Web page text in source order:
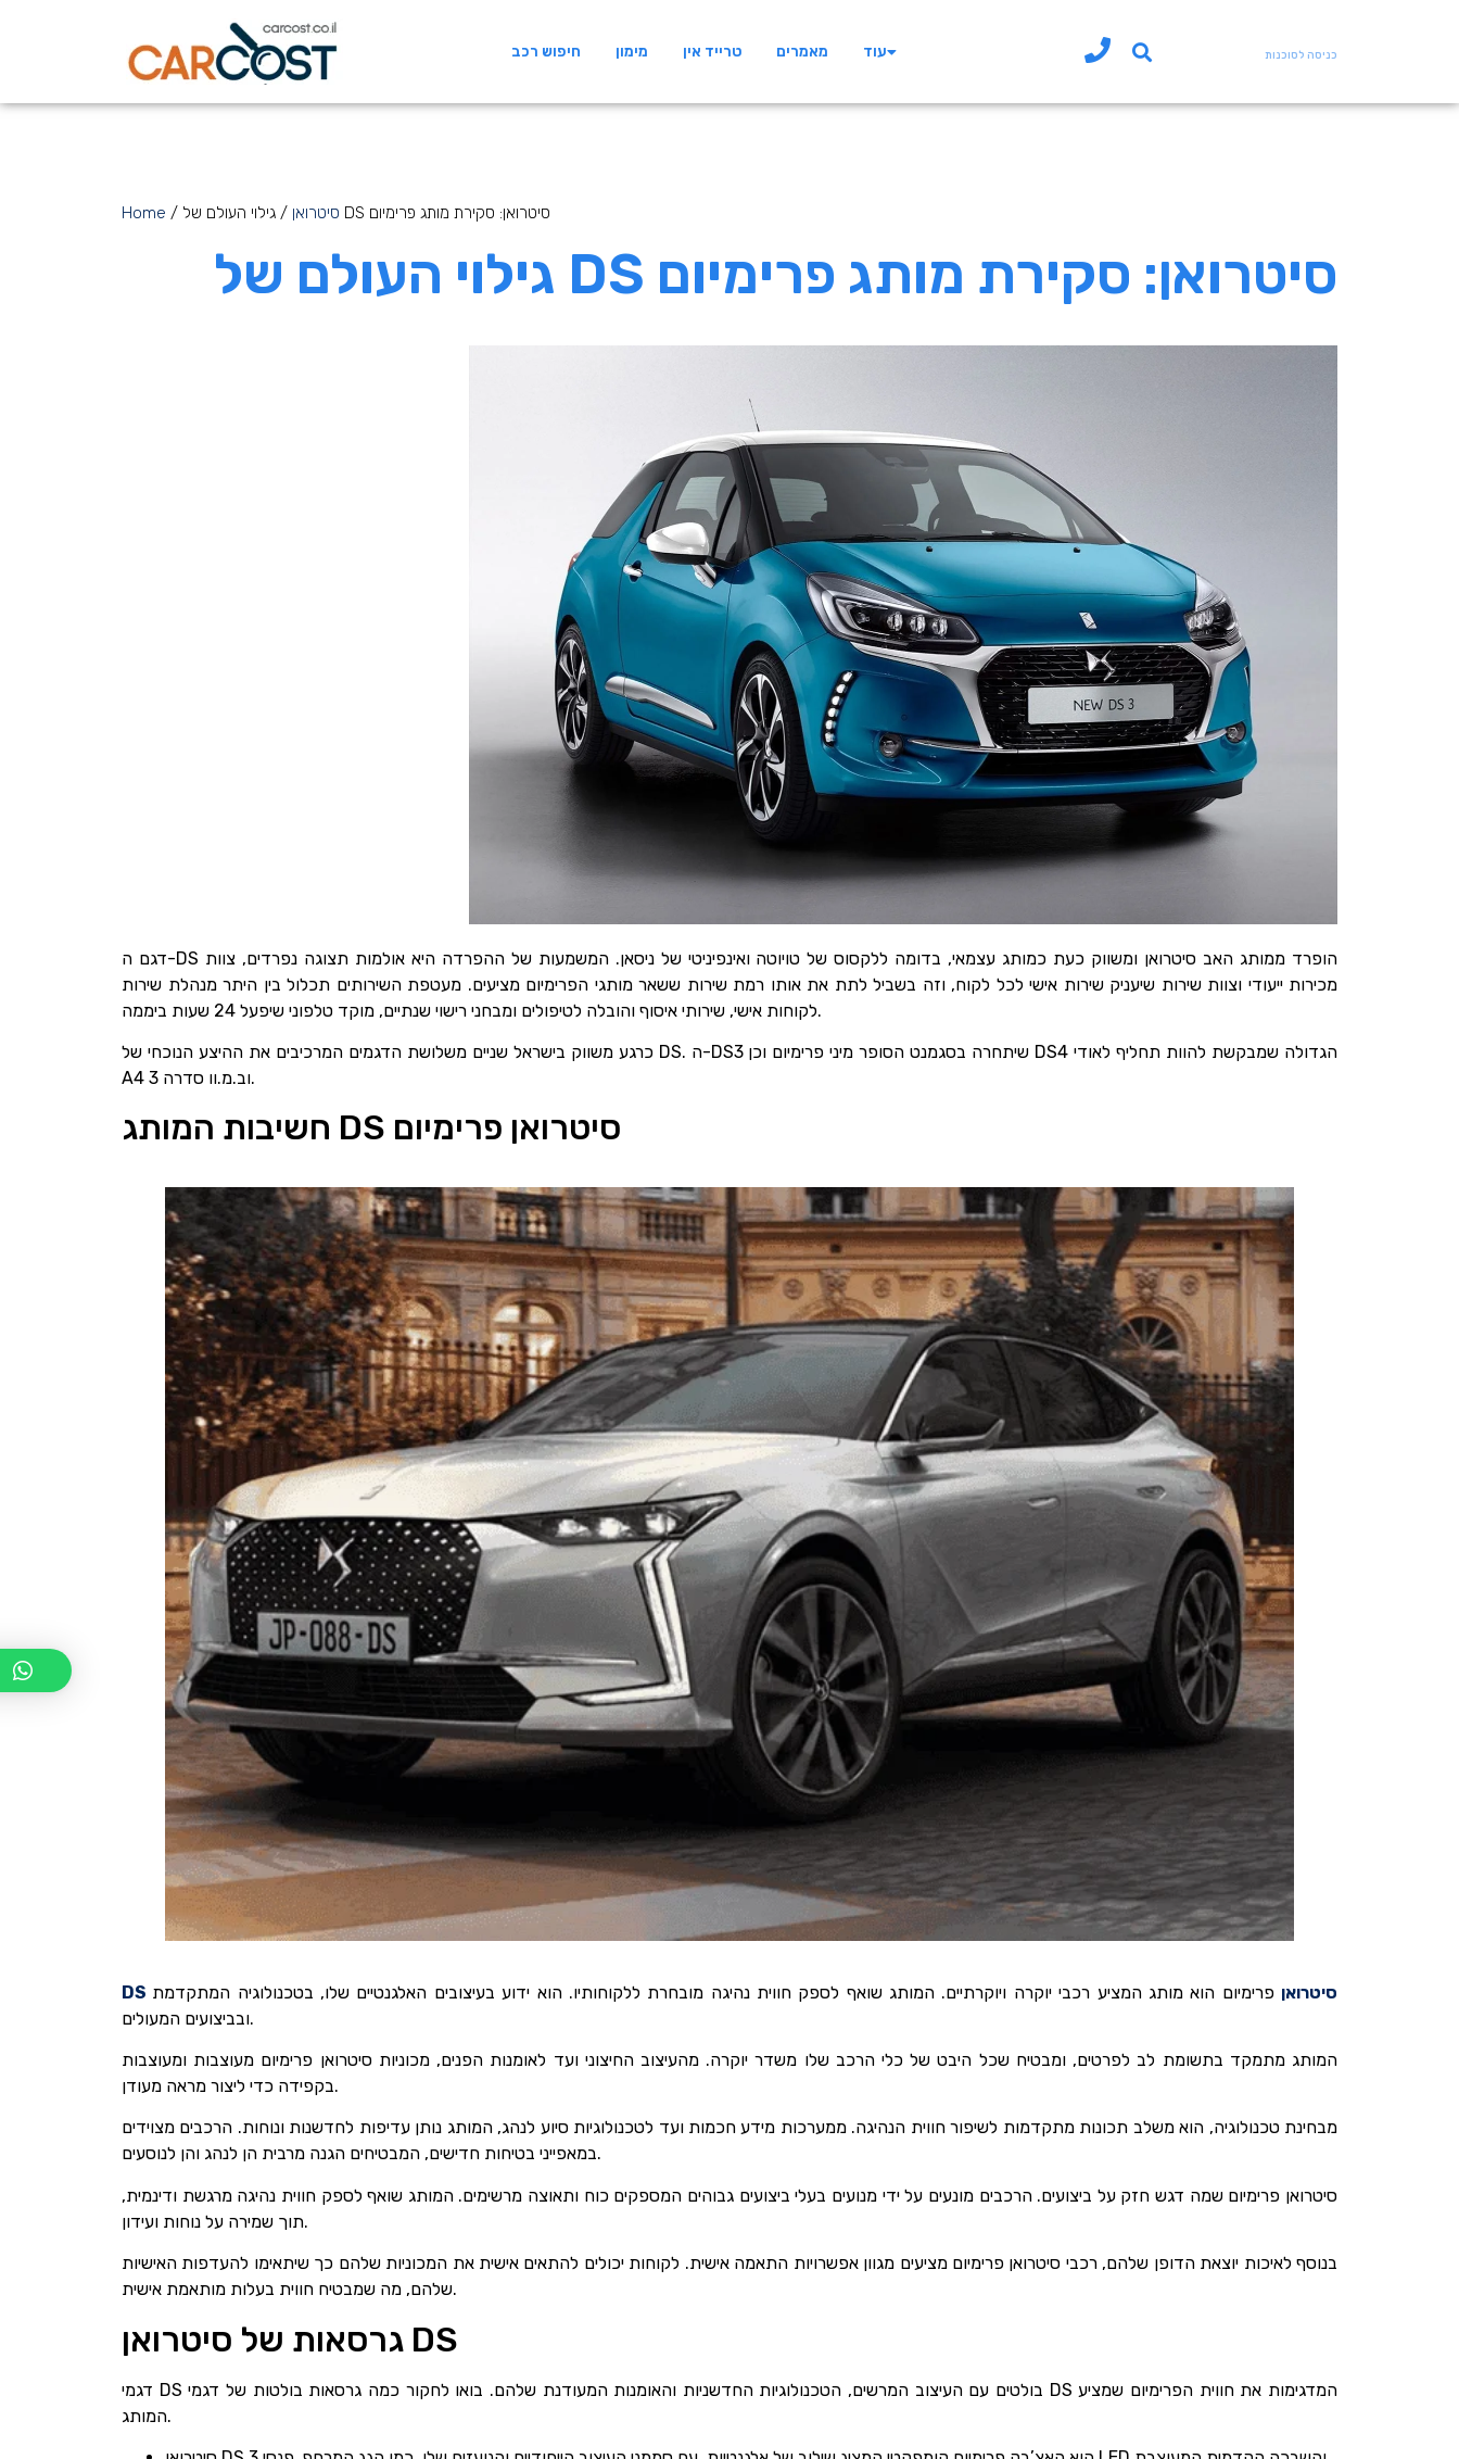
חיפוש רכב מימון טרייד אין מאמרים עוד כניסה לסוכנות
Home / סיטרואן / גילוי העולם של DS סיטרואן: סקירת מותג פרימיום
גילוי העולם של DS סיטרואן: סקירת מותג פרימיום
דגם ה-DS הופרד ממותג האב סיטרואן ומשווק כעת כמותג עצמאי, בדומה ללקסוס של טויוטה ואינפיניטי של ניסאן. המשמעות של ההפרדה היא אולמות תצוגה נפרדים, צוות
מכירות ייעודי וצוות שירות שיעניק שירות אישי לכל לקוח, וזה בשביל לתת את אותו רמת שירות ששאר מותגי הפרימיום מציעים. מעטפת השירותים תכלול בין היתר מנהלת שירות
לקוחות אישי, שירותי איסוף והובלה לטיפולים ומבחני רישוי שנתיים, מוקד טלפוני שיפעל 24 שעות ביממה.
כרגע משווק בישראל שניים משלושת הדגמים המרכיבים את ההיצע הנוכחי של DS. ה-DS3 שיתחרה בסגמנט הסופר מיני פרימיום וכן DS4 הגדולה שמבקשת להוות תחליף לאודי
A4 וב.מ.וו סדרה 3.
חשיבות המותג DS סיטרואן פרימיום
DS סיטרואן פרימיום הוא מותג המציע רכבי יוקרה ויוקרתיים. המותג שואף לספק חווית נהיגה מובחרת ללקוחותיו. הוא ידוע בעיצובים האלגנטיים שלו, בטכנולוגיה המתקדמת
ובביצועים המעולים.
המותג מתמקד בתשומת לב לפרטים, ומבטיח שכל היבט של כלי הרכב שלו משדר יוקרה. מהעיצוב החיצוני ועד לאומנות הפנים, מכוניות סיטרואן פרימיום מעוצבות ומעוצבות
בקפידה כדי ליצור מראה מעודן.
מבחינת טכנולוגיה, הוא משלב תכונות מתקדמות לשיפור חווית הנהיגה. ממערכות מידע חכמות ועד לטכנולוגיות סיוע לנהג, המותג נותן עדיפות לחדשנות ונוחות. הרכבים מצוידים
במאפייני בטיחות חדישים, המבטיחים הגנה מרבית הן לנהג והן לנוסעים.
סיטרואן פרימיום שמה דגש חזק על ביצועים. הרכבים מונעים על ידי מנועים בעלי ביצועים גבוהים המספקים כוח ותאוצה מרשימים. המותג שואף לספק חווית נהיגה מרגשת ודינמית,
תוך שמירה על נוחות ועידון.
בנוסף לאיכות יוצאת הדופן שלהם, רכבי סיטרואן פרימיום מציעים מגוון אפשרויות התאמה אישית. לקוחות יכולים להתאים אישית את המכוניות שלהם כך שיתאימו להעדפות האישיות
שלהם, מה שמבטיח חווית בעלות מותאמת אישית.
גרסאות של סיטרואן DS
דגמי DS בולטים עם העיצוב המרשים, הטכנולוגיות החדשניות והאומנות המעודנת שלהם. בואו לחקור כמה גרסאות בולטות של דגמי DS המדגימות את חווית הפרימיום שמציע
המותג.